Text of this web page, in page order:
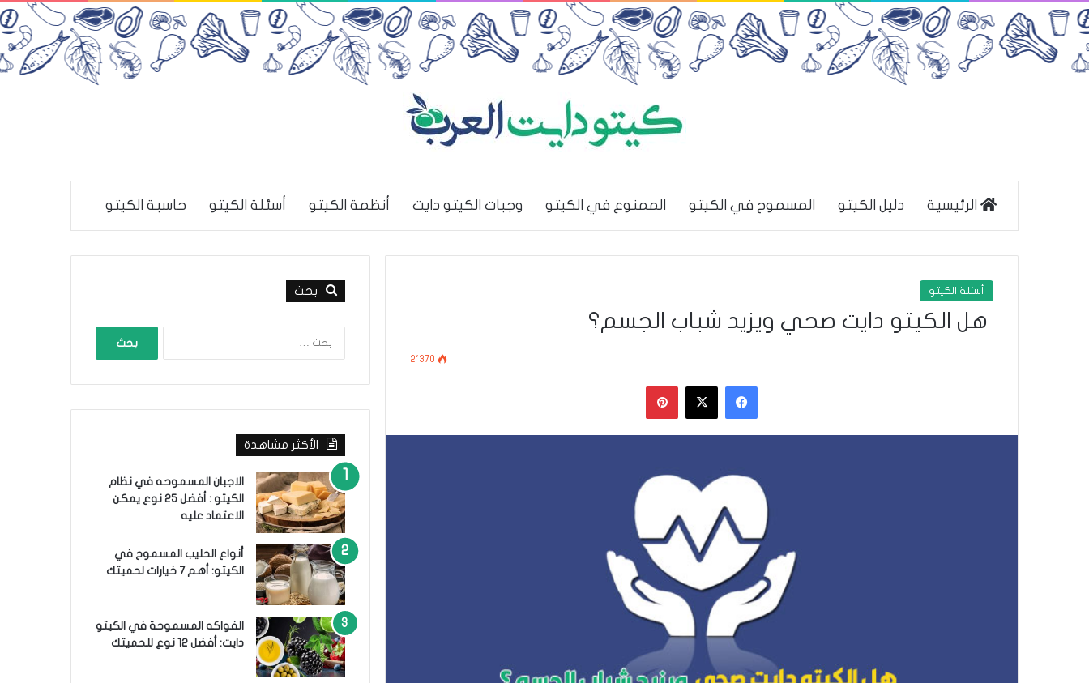
الرئيسية دليل الكيتو المسموح في الكيتو الممنوع في الكيتو وجبات الكيتو دايت أنظمة الكيتو أسئلة الكيتو حاسبة الكيتو
أسئلة الكيتو
هل الكيتو دايت صحي ويزيد شباب الجسم؟
2٬370
فيسبوك ‫X
بحث
ح
الأكثر مشاهدة
الاجبان المسموحه في نظام
الكيتو : أفضل 25 نوع يمكن
الاعتماد عليه
أنواع الحليب المسموح في
الكيتو: أهم 7 خيارات لحميتك
الفواكه المسموحة في الكيتو
دايت: أفضل 12 نوع للحميتك